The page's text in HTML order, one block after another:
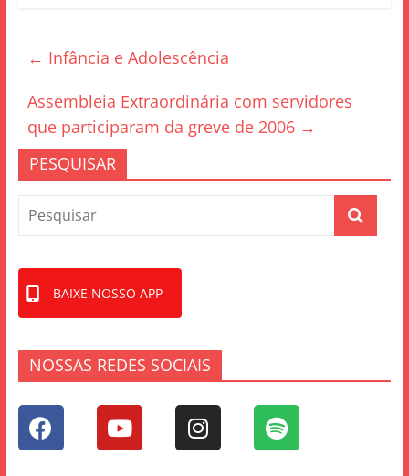
b
o
o
k
← Infância e Adolescência
Assembleia Extraordinária com servidores
que participaram da greve de 2006 →
PESQUISAR
BAIXE NOSSO APP
NOSSAS REDES SOCIAIS